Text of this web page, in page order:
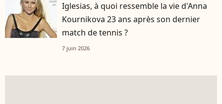
Iglesias, à quoi ressemble la vie d'Anna
Kournikova 23 ans après son dernier
match de tennis ?
7 juin 2026